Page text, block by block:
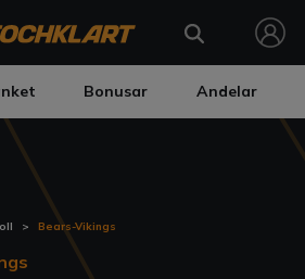
Bonusar Andelar
Bears-Vikings